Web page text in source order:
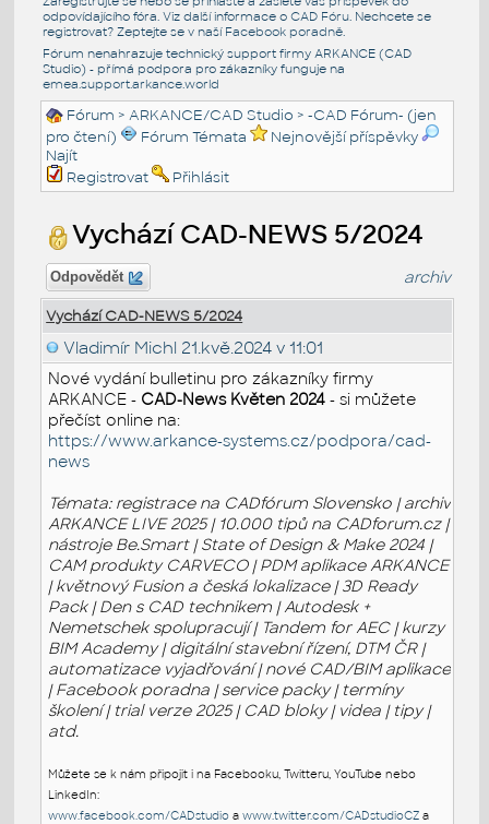
odpovídajícího fóra. Viz další informace o CAD Fóru. Nechcete se
registrovat? Zeptejte se v naší Facebook poradně.
Fórum nenahrazuje technický support firmy ARKANCE (CAD
Studio) - přímá podpora pro zákazníky funguje na
emea.support.arkance.world
Fórum >ARKANCE/CAD Studio >-CAD Fórum- (jen
pro čtení)
Fórum Témata
Nejnovější příspěvky
Najít
Registrovat
Přihlásit
Vychází CAD-NEWS 5/2024
Odpovědět archiv
Vychází CAD-NEWS 5/2024
Vladimír Michl 21.kvě.2024 v 11:01
Nové vydání bulletinu pro zákazníky firmy
ARKANCE - CAD-News Květen 2024 - si můžete
přečíst online na:
https://www.arkance-systems.cz/podpora/cad-
news
Témata: registrace na CADfórum Slovensko | archiv
ARKANCE LIVE 2025 | 10.000 tipů na CADforum.cz |
nástroje Be.Smart | State of Design & Make 2024 |
CAM produkty CARVECO | PDM aplikace ARKANCE
| květnový Fusion a česká lokalizace | 3D Ready
Pack | Den s CAD technikem | Autodesk +
Nemetschek spolupracují | Tandem for AEC | kurzy
BIM Academy | digitální stavební řízení, DTM ČR |
automatizace vyjadřování | nové CAD/BIM aplikace
| Facebook poradna | service packy | termíny
školení | trial verze 2025 | CAD bloky | videa | tipy |
atd.
Můžete se k nám připojit i na Facebooku, Twitteru, YouTube nebo
LinkedIn:
www.facebook.com/CADstudio awww.twitter.com/CADstudioCZ a